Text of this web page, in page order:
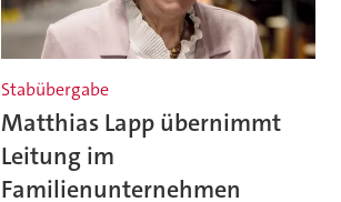
Stabübergabe
Matthias Lapp übernimmt
Leitung im
Familienunternehmen